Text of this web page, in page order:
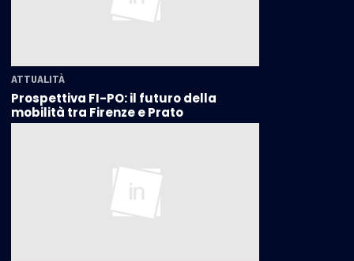
ATTUALITÀ
Prospettiva FI-PO: il futuro della
mobilità tra Firenze e Prato